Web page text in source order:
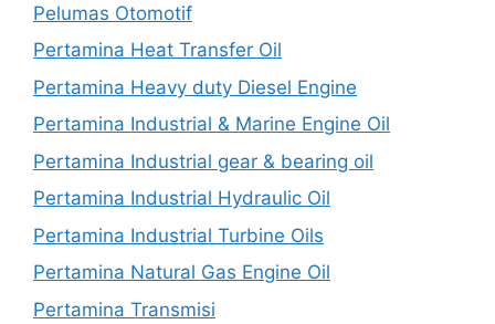
Pelumas Otomotif
Pertamina Heat Transfer Oil
Pertamina Heavy duty Diesel Engine
Pertamina Industrial & Marine Engine Oil
Pertamina Industrial gear & bearing oil
Pertamina Industrial Hydraulic Oil
Pertamina Industrial Turbine Oils
Pertamina Natural Gas Engine Oil
Pertamina Transmisi